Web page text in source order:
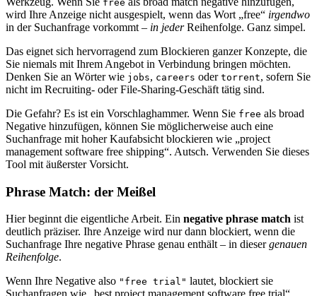
free
wird Ihre Anzeige nicht ausgespielt, wenn das Wort „free“ irgendwo
in der Suchanfrage vorkommt – in jederReihenfolge. Ganz simpel.
Das eignet sich hervorragend zum Blockieren ganzer Konzepte, die
Sie niemals mit Ihrem Angebot in Verbindung bringen möchten.
Denken Sie an Wörter wie jobs, careers oder torrent, sofern Sie
nicht im Recruiting- oder File-Sharing-Geschäft tätig sind.
Die Gefahr? Es ist ein Vorschlaghammer. Wenn Sie free als broad
Negative hinzufügen, können Sie möglicherweise auch eine
Suchanfrage mit hoher Kaufabsicht blockieren wie „project
management software free shipping“. Autsch. Verwenden Sie dieses
Tool mit äußerster Vorsicht.
Phrase Match: der Meißel
Hier beginnt die eigentliche Arbeit. Ein negative phrase match ist
deutlich präziser. Ihre Anzeige wird nur dann blockiert, wenn die
Suchanfrage Ihre negative Phrase genau enthält – in diesergenauen
Reihenfolge.
Wenn Ihre Negative also "free trial" lautet, blockiert sie